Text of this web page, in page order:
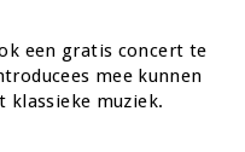
een gratis concert te
mee kunnen
klassieke muziek.